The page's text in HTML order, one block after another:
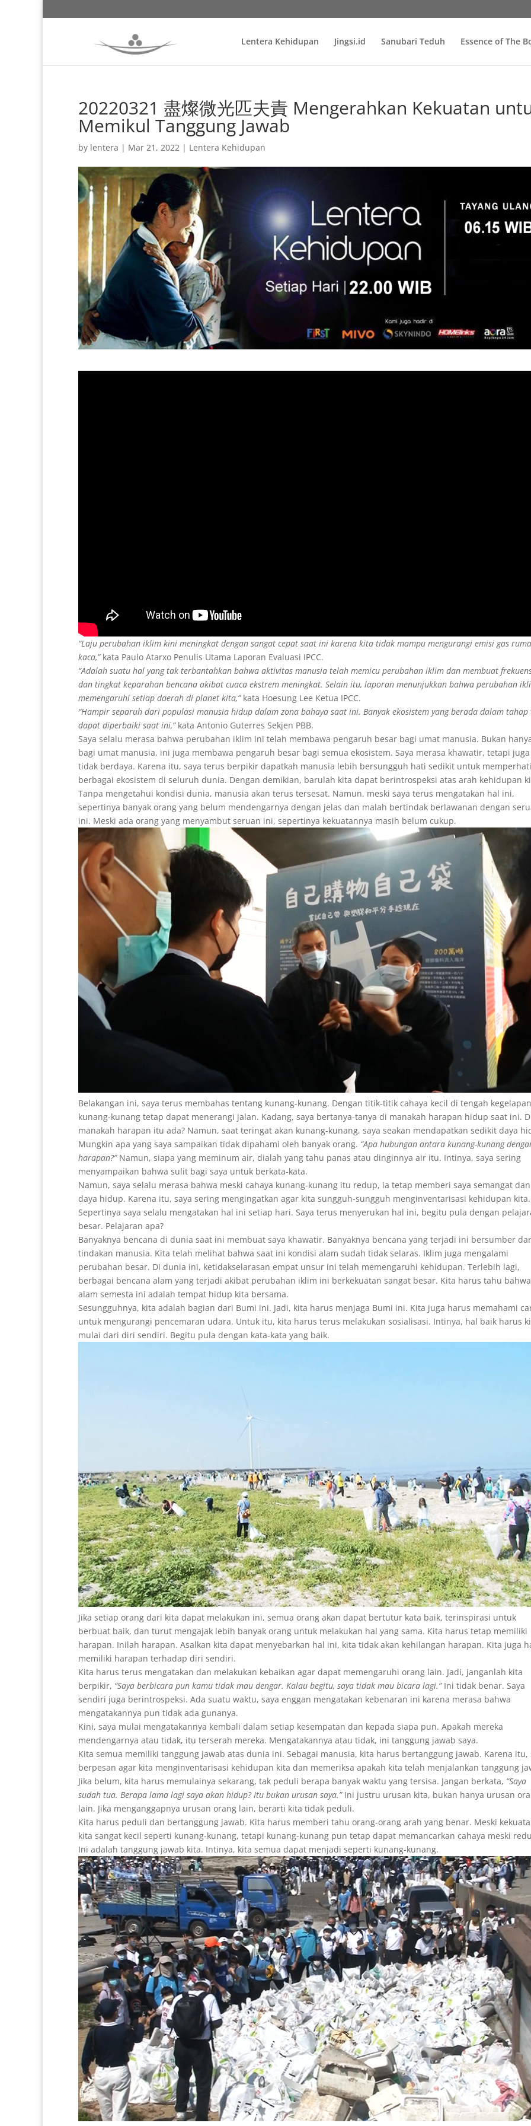
Lentera Kehidupan Jingsi.id Sanubari Teduh Essence of The
20220321 盡燦微光匹夫責 Mengerahkan Kekuatan
Memikul Tanggung Jawab
by lentera | Mar 21, 2022 | Lentera Kehidupan
“Laju perubahan iklim kini meningkat dengan sangat cepat saat ini karena kita tidak mampu mengurangi emisi gas
kaca,” kata Paulo Atarxo Penulis Utama Laporan Evaluasi IPCC.
“Adalah suatu hal yang tak terbantahkan bahwa aktivitas manusia telah memicu perubahan iklim dan membuat
dan tingkat keparahan bencana akibat cuaca ekstrem meningkat. Selain itu, laporan menunjukkan bahwa perubahan
memengaruhi setiap daerah di planet kita,”kata Hoesung Lee Ketua IPCC.
“Hampir separuh dari populasi manusia hidup dalam zona bahaya saat ini. Banyak ekosistem yang berada dalam tahap
dapat diperbaiki saat ini,”kata Antonio Guterres Sekjen PBB.
Saya selalu merasa bahwa perubahan iklim ini telah membawa pengaruh besar bagi umat manusia. Bukan
bagi umat manusia, ini juga membawa pengaruh besar bagi semua ekosistem. Saya merasa khawatir, tetapi juga
tidak berdaya. Karena itu, saya terus berpikir dapatkah manusia lebih bersungguh hati sedikit untuk
berbagai ekosistem di seluruh dunia. Dengan demikian, barulah kita dapat berintrospeksi atas arah kehidupan
Tanpa mengetahui kondisi dunia, manusia akan terus tersesat. Namun, meski saya terus mengatakan hal ini,
sepertinya banyak orang yang belum mendengarnya dengan jelas dan malah bertindak berlawanan dengan
ini. Meski ada orang yang menyambut seruan ini, sepertinya kekuatannya masih belum cukup.
Belakangan ini, saya terus membahas tentang kunang-kunang. Dengan titik-titik cahaya kecil di tengah
kunang-kunang tetap dapat menerangi jalan. Kadang, saya bertanya-tanya di manakah harapan hidup saat ini.
manakah harapan itu ada? Namun, saat teringat akan kunang-kunang, saya seakan mendapatkan sedikit daya
Mungkin apa yang saya sampaikan tidak dipahami oleh banyak orang. “Apa hubungan antara kunang-kunang
harapan?”Namun, siapa yang meminum air, dialah yang tahu panas atau dinginnya air itu. Intinya, saya sering
menyampaikan bahwa sulit bagi saya untuk berkata-kata.
Namun, saya selalu merasa bahwa meski cahaya kunang-kunang itu redup, ia tetap memberi saya semangat dan
daya hidup. Karena itu, saya sering mengingatkan agar kita sungguh-sungguh menginventarisasi kehidupan kita.
Sepertinya saya selalu mengatakan hal ini setiap hari. Saya terus menyerukan hal ini, begitu pula dengan
besar. Pelajaran apa?
Banyaknya bencana di dunia saat ini membuat saya khawatir. Banyaknya bencana yang terjadi ini bersumber
tindakan manusia. Kita telah melihat bahwa saat ini kondisi alam sudah tidak selaras. Iklim juga mengalami
perubahan besar. Di dunia ini, ketidakselarasan empat unsur ini telah memengaruhi kehidupan. Terlebih lagi,
berbagai bencana alam yang terjadi akibat perubahan iklim ini berkekuatan sangat besar. Kita harus tahu bahwa
alam semesta ini adalah tempat hidup kita bersama.
Sesungguhnya, kita adalah bagian dari Bumi ini. Jadi, kita harus menjaga Bumi ini. Kita juga harus memahami
untuk mengurangi pencemaran udara. Untuk itu, kita harus terus melakukan sosialisasi. Intinya, hal baik harus
mulai dari diri sendiri. Begitu pula dengan kata-kata yang baik.
Jika setiap orang dari kita dapat melakukan ini, semua orang akan dapat bertutur kata baik, terinspirasi untuk
berbuat baik, dan turut mengajak lebih banyak orang untuk melakukan hal yang sama. Kita harus tetap memiliki
harapan. Inilah harapan. Asalkan kita dapat menyebarkan hal ini, kita tidak akan kehilangan harapan. Kita juga
memiliki harapan terhadap diri sendiri.
Kita harus terus mengatakan dan melakukan kebaikan agar dapat memengaruhi orang lain. Jadi, janganlah kita
berpikir, “Saya berbicara pun kamu tidak mau dengar. Kalau begitu, saya tidak mau bicara lagi.” Ini tidak benar. Saya
sendiri juga berintrospeksi. Ada suatu waktu, saya enggan mengatakan kebenaran ini karena merasa bahwa
mengatakannya pun tidak ada gunanya.
Kini, saya mulai mengatakannya kembali dalam setiap kesempatan dan kepada siapa pun. Apakah mereka
mendengarnya atau tidak, itu terserah mereka. Mengatakannya atau tidak, ini tanggung jawab saya.
Kita semua memiliki tanggung jawab atas dunia ini. Sebagai manusia, kita harus bertanggung jawab. Karena itu,
berpesan agar kita menginventarisasi kehidupan kita dan memeriksa apakah kita telah menjalankan tanggung
Jika belum, kita harus memulainya sekarang, tak peduli berapa banyak waktu yang tersisa. Jangan berkata, “Saya
sudah tua. Berapa lama lagi saya akan hidup? Itu bukan urusan saya.”Ini justru urusan kita, bukan hanya urusan
lain. Jika menganggapnya urusan orang lain, berarti kita tidak peduli.
Kita harus peduli dan bertanggung jawab. Kita harus memberi tahu orang-orang arah yang benar. Meski
kita sangat kecil seperti kunang-kunang, tetapi kunang-kunang pun tetap dapat memancarkan cahaya meski
Ini adalah tanggung jawab kita. Intinya, kita semua dapat menjadi seperti kunang-kunang.